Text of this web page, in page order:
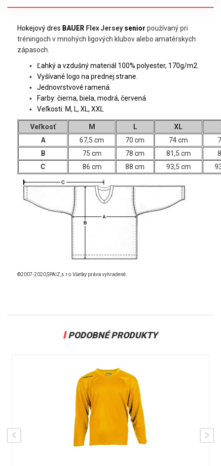
Hokejový dres BAUER Flex Jersey senior používaný pri
tréningoch v mnohých ligových klubov alebo amatérskych
zápasoch.
Ľahký a vzdušný materiál 100% polyester, 170g/m2.
Vyšívané logo na prednej strane.
Jednovrstvové ramená.
Farby: čierna, biela, modrá, červená
Veľkosti: M, L, XL, XXL
Veľkosť M L XL
A
67,5 cm 70 cm 74 cm
B
75 cm 78 cm 81,5 cm
C
86 cm 88 cm 93,5 cm
©2007-2020,SPAIZ,s.r.o.Všetky práva vyhradené
PODOBNÉ PRODUKTY